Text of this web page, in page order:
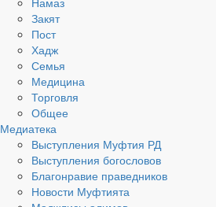
Закят
Пост
Хадж
Семья
Медицина
Торговля
Общее
Медиатека
Выступления Муфтия РД
Выступления богословов
Благонравие праведников
Новости Муфтията